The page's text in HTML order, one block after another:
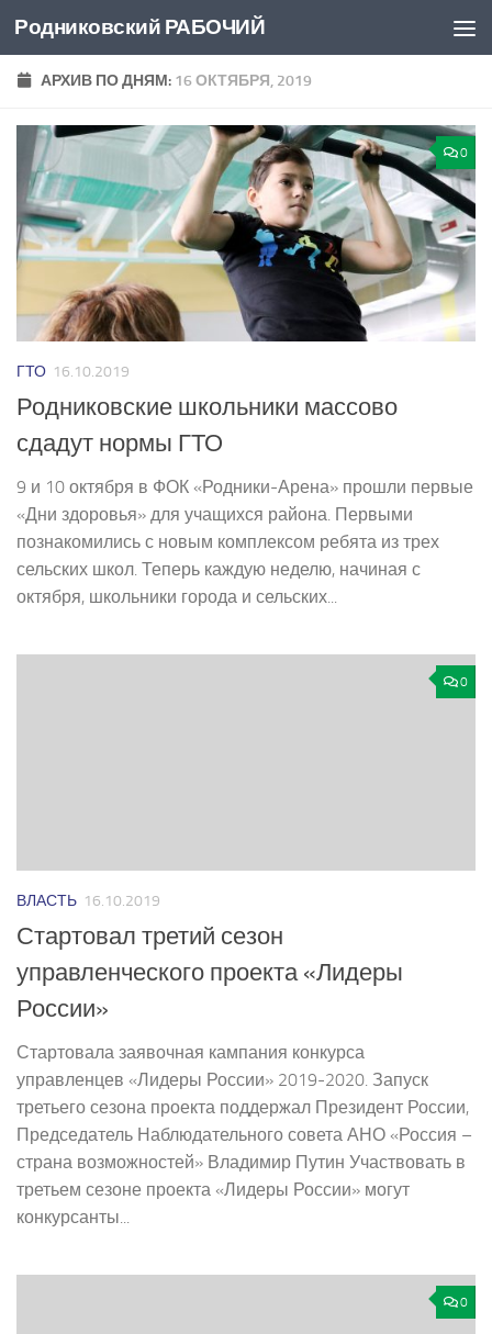
Перейти к содержимому
Родниковский РАБОЧИЙ
АРХИВ ПО ДНЯМ: 16 ОКТЯБРЯ, 2019
0
ГТО 16.10.2019
Родниковские школьники массово
сдадут нормы ГТО
9 и 10 октября в ФОК «Родники-­Арена» прошли первые
«Дни здоровья» для учащихся района. Первыми
познакомились с новым комплексом ребята из трех
сельских школ. Теперь каждую неделю, начиная с
октября, школьники города и сельских...
0
ВЛАСТЬ 16.10.2019
Стартовал третий сезон
управленческого проекта «Лидеры
России»
Стартовала заявочная кампания конкурса
управленцев «Лидеры России» 2019-2020. Запуск
третьего сезона проекта поддержал Президент России,
Председатель Наблюдательного совета АНО «Россия –
страна возможностей» Владимир Путин Участвовать в
третьем сезоне проекта «Лидеры России» могут
конкурсанты...
0